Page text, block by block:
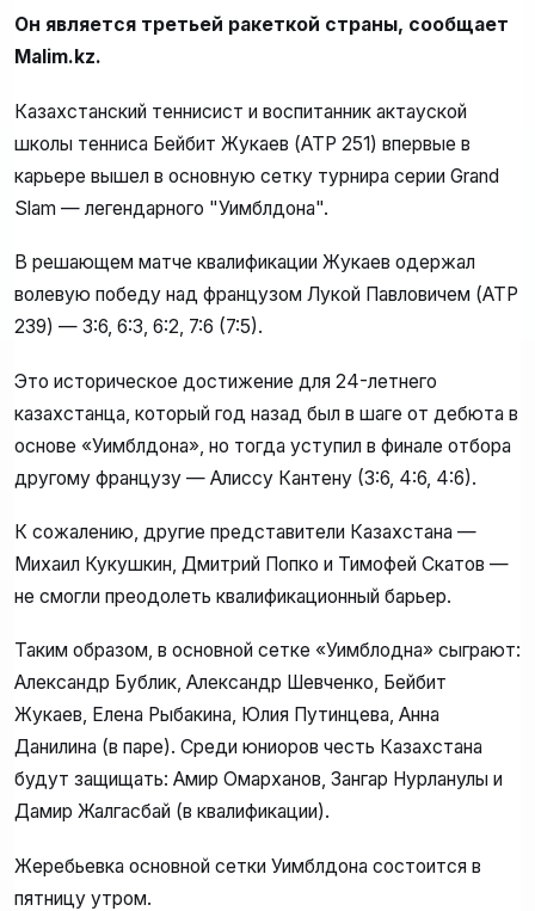
Он является третьей ракеткой страны, сообщает
Malim.kz.
Казахстанский теннисист и воспитанник актауской
школы тенниса Бейбит Жукаев (ATP 251) впервые в
карьере вышел в основную сетку турнира серии Grand
Slam — легендарного "Уимблдона".
В решающем матче квалификации Жукаев одержал
волевую победу над французом Лукой Павловичем (ATP
239) — 3:6, 6:3, 6:2, 7:6 (7:5).
Это историческое достижение для 24-летнего
казахстанца, который год назад был в шаге от дебюта в
основе «Уимблдона», но тогда уступил в финале отбора
другому французу — Алиссу Кантену (3:6, 4:6, 4:6).
К сожалению, другие представители Казахстана —
Михаил Кукушкин, Дмитрий Попко и Тимофей Скатов —
не смогли преодолеть квалификационный барьер.
Таким образом, в основной сетке «Уимблодна» сыграют:
Александр Бублик, Александр Шевченко, Бейбит
Жукаев, Елена Рыбакина, Юлия Путинцева, Анна
Данилина (в паре). Среди юниоров честь Казахстана
будут защищать: Амир Омарханов, Зангар Нурланулы и
Дамир Жалгасбай (в квалификации).
Жеребьевка основной сетки Уимблдона состоится в
пятницу утром.